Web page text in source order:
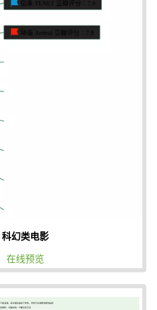
科幻类电影
在线预览